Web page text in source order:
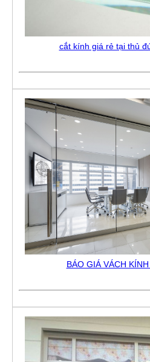
cắt kính giá rẻ tại thủ
BÁO GIÁ VÁCH